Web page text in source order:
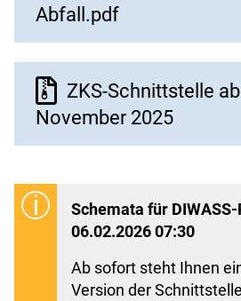
Abfall.pdf
Dokument
ZKS-Schnittstelle
November 2025
Schemata für
06.02.2026 07:30
Ab sofort steht Ihnen
Version der